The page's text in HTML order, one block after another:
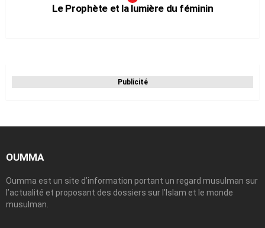
Le Prophète et la lumière du féminin
Publicité
OUMMA
Oumma est un site d’information portant un regard musulman sur
l’actualité et proposant des dossiers sur l’Islam et le monde
musulman.